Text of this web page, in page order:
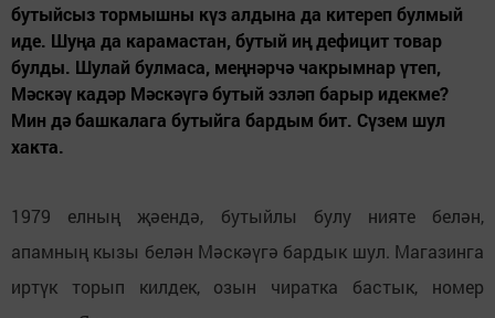
бутыйсыз тормышны күз алдына да китереп булмый
иде. Шуңа да карамастан, бутый иң дефицит товар
булды. Шулай булмаса, меңнәрчә чакрымнар үтеп,
Мәскәү кадәр Мәскәүгә бутый эзләп барыр идекме?
Мин дә башкалага бутыйга бардым бит. Сүзем шул
хакта.
1979 елның җәендә, бутыйлы булу нияте белән,
апамның кызы белән Мәскәүгә бардык шул. Магазинга
иртүк торып килдек, озын чиратка бастык, номер